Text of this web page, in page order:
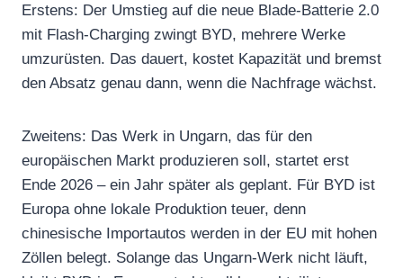
Erstens: Der Umstieg auf die neue Blade-Batterie 2.0
mit Flash-Charging zwingt BYD, mehrere Werke
umzurüsten. Das dauert, kostet Kapazität und bremst
den Absatz genau dann, wenn die Nachfrage wächst.
Zweitens: Das Werk in Ungarn, das für den
europäischen Markt produzieren soll, startet erst
Ende 2026 – ein Jahr später als geplant. Für BYD ist
Europa ohne lokale Produktion teuer, denn
chinesische Importautos werden in der EU mit hohen
Zöllen belegt. Solange das Ungarn-Werk nicht läuft,